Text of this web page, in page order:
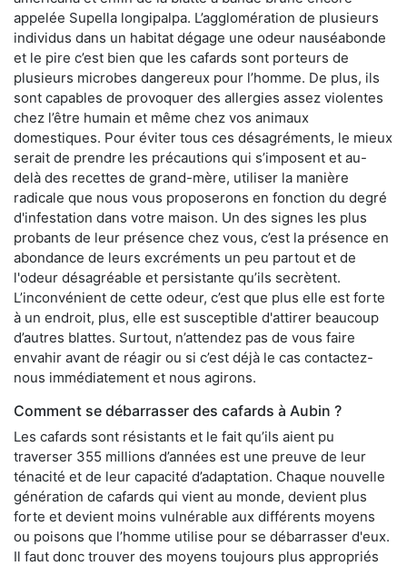
appelée Supella longipalpa. L’agglomération de plusieurs
individus dans un habitat dégage une odeur nauséabonde
et le pire c’est bien que les cafards sont porteurs de
plusieurs microbes dangereux pour l’homme. De plus, ils
sont capables de provoquer des allergies assez violentes
chez l’être humain et même chez vos animaux
domestiques. Pour éviter tous ces désagréments, le mieux
serait de prendre les précautions qui s’imposent et au-
delà des recettes de grand-mère, utiliser la manière
radicale que nous vous proposerons en fonction du degré
d'infestation dans votre maison. Un des signes les plus
probants de leur présence chez vous, c’est la présence en
abondance de leurs excréments un peu partout et de
l'odeur désagréable et persistante qu’ils secrètent.
L’inconvénient de cette odeur, c’est que plus elle est forte
à un endroit, plus, elle est susceptible d'attirer beaucoup
d’autres blattes. Surtout, n’attendez pas de vous faire
envahir avant de réagir ou si c’est déjà le cas contactez-
nous immédiatement et nous agirons.
Comment se débarrasser des cafards à Aubin ?
Les cafards sont résistants et le fait qu’ils aient pu
traverser 355 millions d’années est une preuve de leur
ténacité et de leur capacité d’adaptation. Chaque nouvelle
génération de cafards qui vient au monde, devient plus
forte et devient moins vulnérable aux différents moyens
ou poisons que l’homme utilise pour se débarrasser d'eux.
Il faut donc trouver des moyens toujours plus appropriés